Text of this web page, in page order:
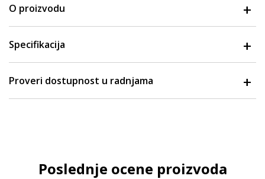
O proizvodu
Specifikacija
Proveri dostupnost u radnjama
Poslednje ocene proizvoda